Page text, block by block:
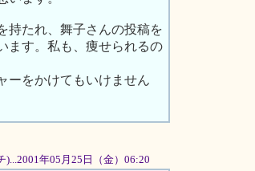
持たれ、舞子さんの投稿を
ます。私も、痩せられるの
ーをかけてもいけません
)...2001年05月25日（金）06:20